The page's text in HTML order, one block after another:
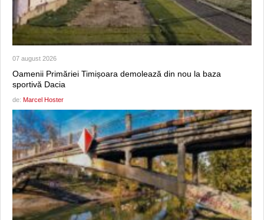
07 august 2026
Oamenii Primăriei Timișoara demolează din nou la baza
sportivă Dacia
de: Marcel Hoster